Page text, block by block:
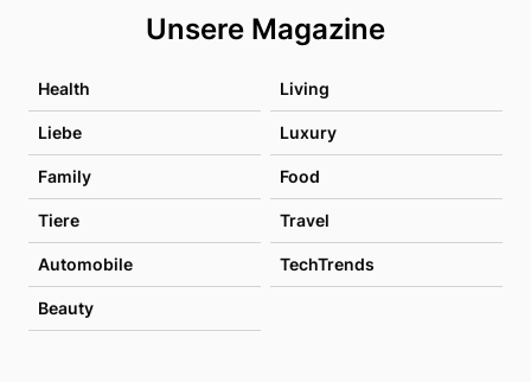
Unsere Magazine
Health Living
Liebe Luxury
Family Food
Tiere Travel
Automobile TechTrends
Beauty